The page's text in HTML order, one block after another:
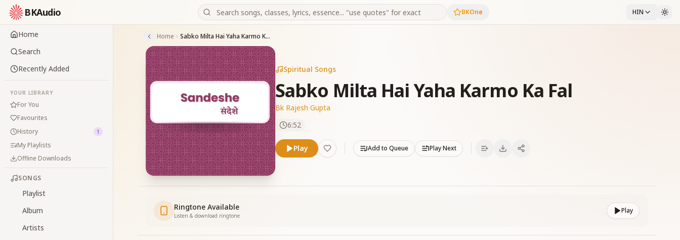
BKAudio BKOne HIN
Home
Search
Recently Added
YOUR LIBRARY
For You
Favourites
History
1
My Playlists
Offline Downloads
SONGS
Playlist
Album
Artists
Home Sabko Milta Hai Yaha Karmo Ka Fal
Spiritual Songs
Sabko Milta Hai Yaha Karmo Ka Fal
Bk Rajesh Gupta
6:52
Play Add to Queue Play Next
Ringtone Available
Listen & download ringtone
Play